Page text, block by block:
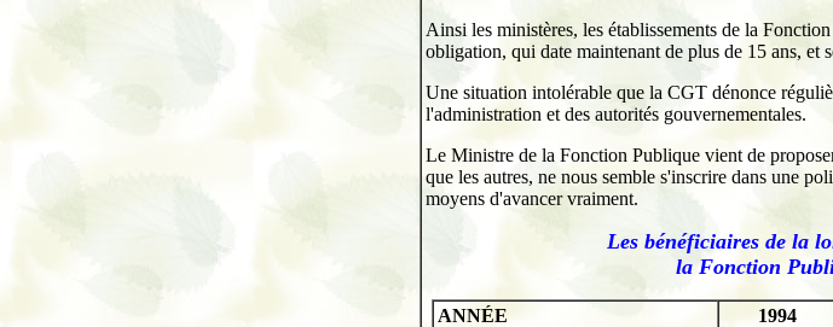
Ainsi les ministères, les établissements de la
obligation, qui date maintenant de plus de 15 ans, et
Une situation intolérable que la CGT dénonce
l'administration et des autorités gouvernementales.
Le Ministre de la Fonction Publique vient de
que les autres, ne nous semble s'inscrire dans une
moyens d'avancer vraiment.
Les bénéficiaires de la
la Fonction
ANNÉE 1994